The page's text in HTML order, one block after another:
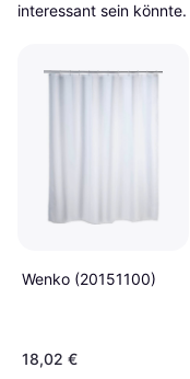
interessant sein könnte.
Wenko (20151100)
18,02 €